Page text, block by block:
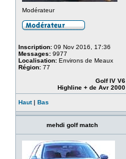
Modérateur
Inscription: 09 Nov 2016, 17:36
Messages: 9977
Localisation: Environs de Meaux
Région: 77
Golf IV V6
Highline + de Avr 2000
Haut| Bas
mehdi golf match